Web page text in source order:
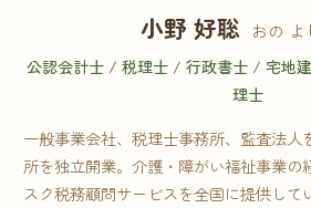
小野 好聡 おの よ
公認会計士 / 税理士 / 行政書士 / 宅地
理士
一般事業会社、税理士事務所、監査法人
所を独立開業。介護・障がい福祉事業の
スク税務顧問サービスを全国に提供して